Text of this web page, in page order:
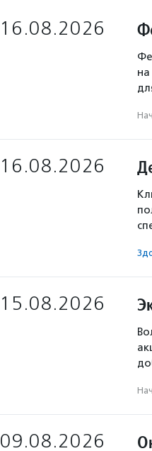
16.08.2026
16.08.2026
15.08.2026
09.08.2026